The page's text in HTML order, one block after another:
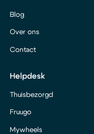
Blog
Over ons
Contact
Helpdesk
Thuisbezorgd
Fruugo
Mywheels